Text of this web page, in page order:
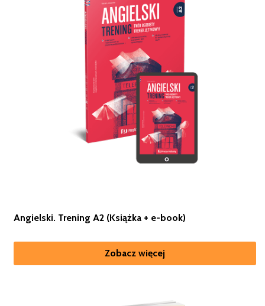
Angielski. Trening A2 (Książka + e-book)
Zobacz więcej